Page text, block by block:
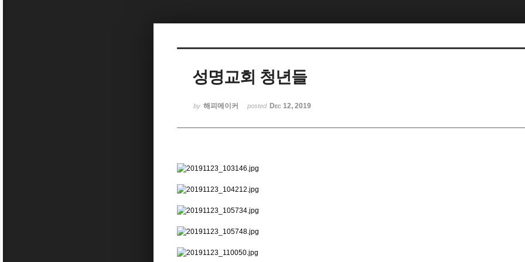
성명교회 청년들
by 해피메이커 posted Dec 12, 2019
Sketchbook5, 스케치북5
Sketchbook5, 스케치북5